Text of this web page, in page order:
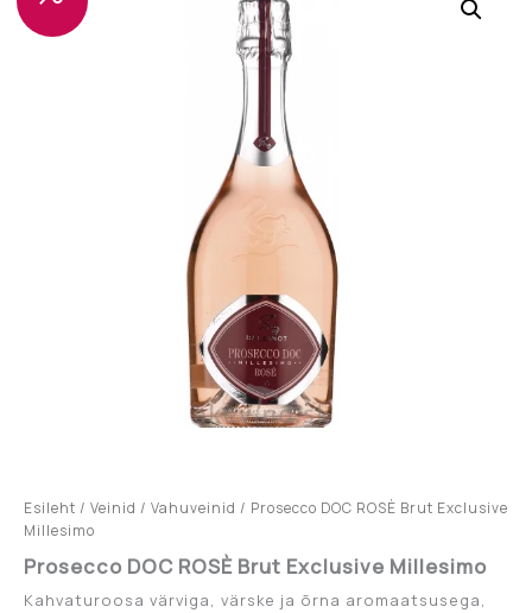
Sale!
Esileht / Veinid / Vahuveinid / Prosecco DOC ROSÈ Brut Exclusive
Millesimo
Prosecco DOC ROSÈ Brut Exclusive Millesimo
Kahvaturoosa värviga, värske ja õrna aromaatsusega,